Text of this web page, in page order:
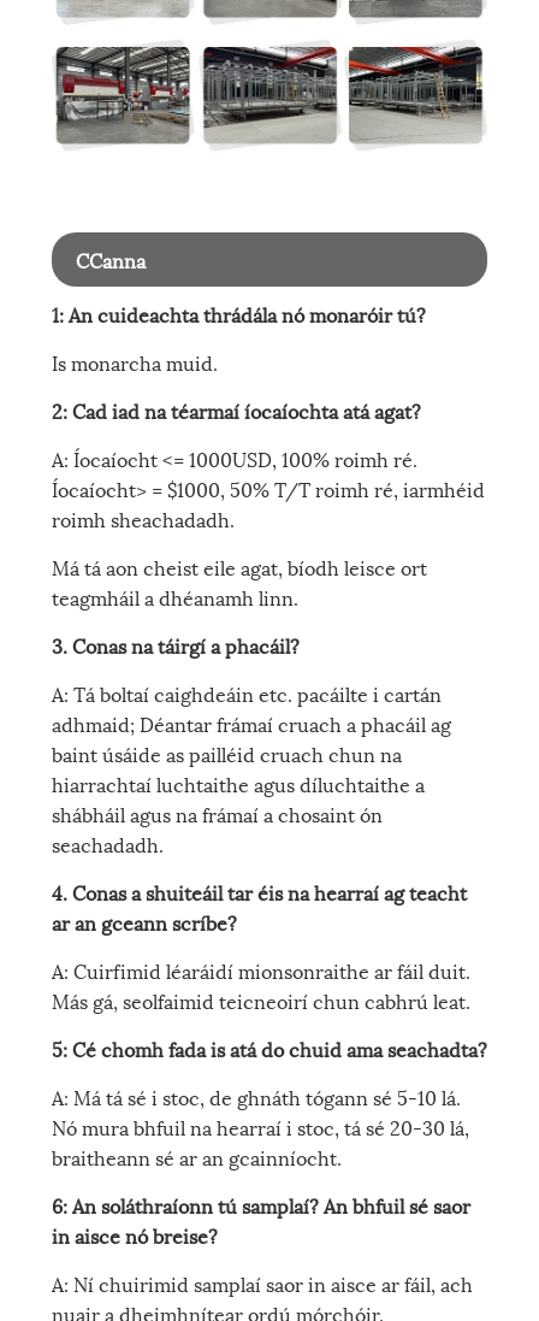
CCanna
1: An cuideachta thrádála nó monaróir tú?
Is monarcha muid.
2: Cad iad na téarmaí íocaíochta atá agat?
A: Íocaíocht <= 1000USD, 100% roimh ré.
Íocaíocht> = $1000, 50% T/T roimh ré, iarmhéid
roimh sheachadadh.
Má tá aon cheist eile agat, bíodh leisce ort
teagmháil a dhéanamh linn.
3. Conas na táirgí a phacáil?
A: Tá boltaí caighdeáin etc. pacáilte i cartán
adhmaid; Déantar frámaí cruach a phacáil ag
baint úsáide as pailléid cruach chun na
hiarrachtaí luchtaithe agus díluchtaithe a
shábháil agus na frámaí a chosaint ón
seachadadh.
4. Conas a shuiteáil tar éis na hearraí ag teacht
ar an gceann scríbe?
A: Cuirfimid léaráidí mionsonraithe ar fáil duit.
Más gá, seolfaimid teicneoirí chun cabhrú leat.
5: Cé chomh fada is atá do chuid ama seachadta?
A: Má tá sé i stoc, de ghnáth tógann sé 5-10 lá.
Nó mura bhfuil na hearraí i stoc, tá sé 20-30 lá,
braitheann sé ar an gcainníocht.
6: An soláthraíonn tú samplaí? An bhfuil sé saor
in aisce nó breise?
A: Ní chuirimid samplaí saor in aisce ar fáil, ach
nuair a dheimhnítear ordú mórchóir,